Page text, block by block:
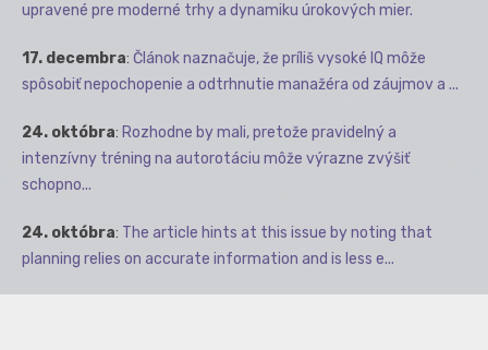
upravené pre moderné trhy a dynamiku úrokových mier.
17. decembra: Článok naznačuje, že príliš vysoké IQ môže
spôsobiť nepochopenie a odtrhnutie manažéra od záujmov a ...
24. októbra: Rozhodne by mali, pretože pravidelný a
intenzívny tréning na autorotáciu môže výrazne zvýšiť
schopno...
24. októbra: The article hints at this issue by noting that
planning relies on accurate information and is less e...